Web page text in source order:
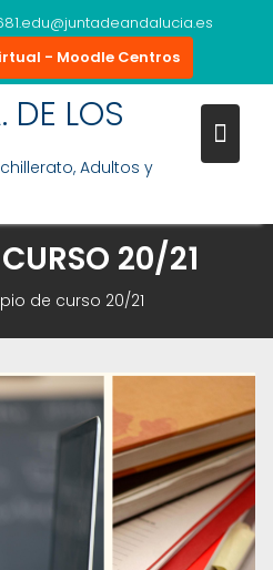
- Moodle Centros
DE LOS
Adultos y
20/21
de curso 20/21